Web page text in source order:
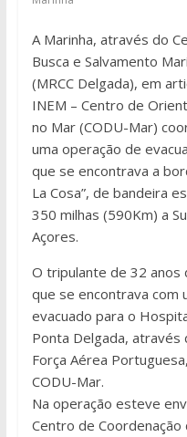
A Marinha, através do
Busca e Salvamento
(MRCC Delgada), em
INEM – Centro de
no Mar (CODU-Mar)
uma operação de
que se encontrava a
La Cosa”, de bandeira
350 milhas (590Km) a
Açores.
O tripulante de 32 anos
que se encontrava com
evacuado para o
Ponta Delgada,
Força Aérea
CODU-Mar.
Na operação esteve
Centro de Coordenação